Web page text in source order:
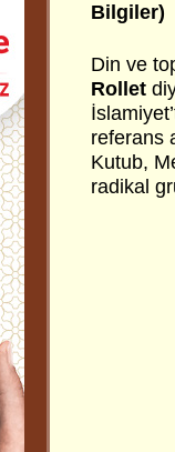
Bilgiler)
Din ve
Rollet
referans
Kutub,
radikal